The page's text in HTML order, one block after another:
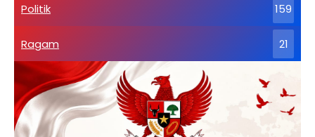
Politik 159
Ragam 21